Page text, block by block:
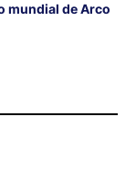
mundial de Arco